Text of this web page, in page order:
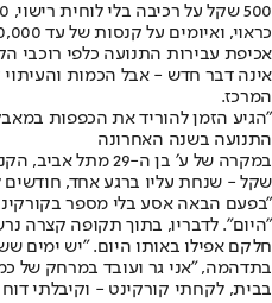
אכיפת עבירות התנועה כלפי רוכבי
אינה דבר חדש - אבל הכמות והעיתוי
המרכז.
"הגיע הזמן להוריד את הכפפות
התנועה בשנה האחרונה
שקל - שנחת עליו ברגע אחד, חודשים
״בפעם הבאה אסע בלי מספר
״היום״. לדבריו, בתוך תקופה קצרה
חלקם אפילו באותו היום. ״יש ימים
בתדהמה, ״אני גר ועובד במרחק של
בבית, לקחתי קורקינט - וקיבלתי